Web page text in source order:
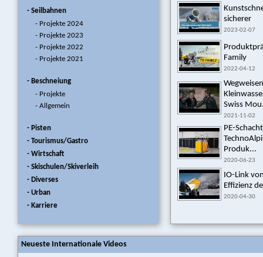
- Seilbahnen
- Projekte 2024
- Projekte 2023
- Projekte 2022
- Projekte 2021
- Beschneiung
- Projekte
- Allgemein
- Pisten
- Tourismus/Gastro
- Wirtschaft
- Skischulen/Skiverleih
- Diverses
- Urban
- Karriere
sicherer
2023-02-07
Family
2022-04-12
Swiss
2021-11-02
PE-
Produk...
2020-06-23
IO-Link
Effizienz
2020-04-30
Neueste Internationale Videos